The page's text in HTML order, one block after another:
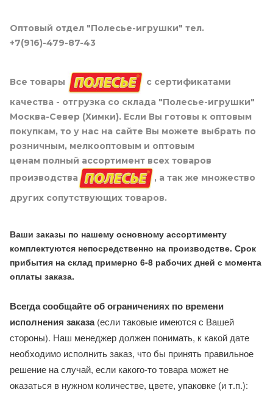
Оптовый отдел "Полесье-игрушки" тел.
+7(916)-479-87-43
Все товары
с сертификатами
качества - отгрузка со склада "Полесье-игрушки"
Москва-Север (Химки). Если Вы готовы к оптовым
покупкам, то у нас на сайте Вы можете выбрать по
розничным, мелкооптовым и оптовым
ценам полный ассортимент всех товаров
производства
, а так же множество
других сопутствующих товаров.
Ваши заказы по нашему основному ассортименту
комплектуются непосредственно на производстве. Срок
прибытия на склад примерно 6-8 рабочих дней с момента
оплаты заказа.
Всегда сообщайте об ограничениях по времени
исполнения заказа(если таковые имеются с Вашей
стороны). Наш менеджер должен понимать, к какой дате
необходимо исполнить заказ, что бы принять правильное
решение на случай, если какого-то товара может не
оказаться в нужном количестве, цвете, упаковке (и т.п.):